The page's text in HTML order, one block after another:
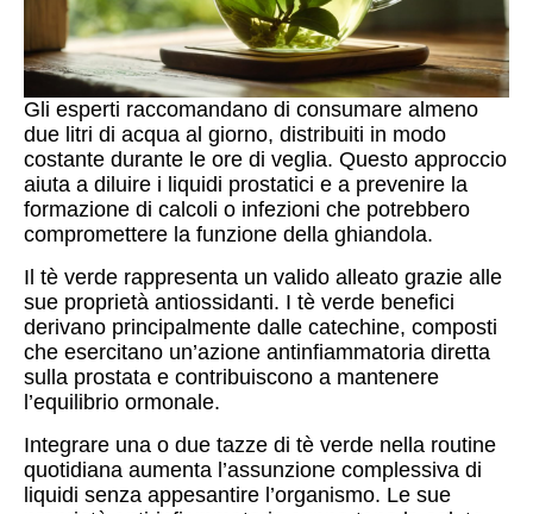
Gli esperti raccomandano di consumare almeno
due litri di acqua al giorno, distribuiti in modo
costante durante le ore di veglia. Questo approccio
aiuta a diluire i liquidi prostatici e a prevenire la
formazione di calcoli o infezioni che potrebbero
compromettere la funzione della ghiandola.
Il tè verde rappresenta un valido alleato grazie alle
sue proprietà antiossidanti. I tè verde benefici
derivano principalmente dalle catechine, composti
che esercitano un’azione antinfiammatoria diretta
sulla prostata e contribuiscono a mantenere
l’equilibrio ormonale.
Integrare una o due tazze di tè verde nella routine
quotidiana aumenta l’assunzione complessiva di
liquidi senza appesantire l’organismo. Le sue